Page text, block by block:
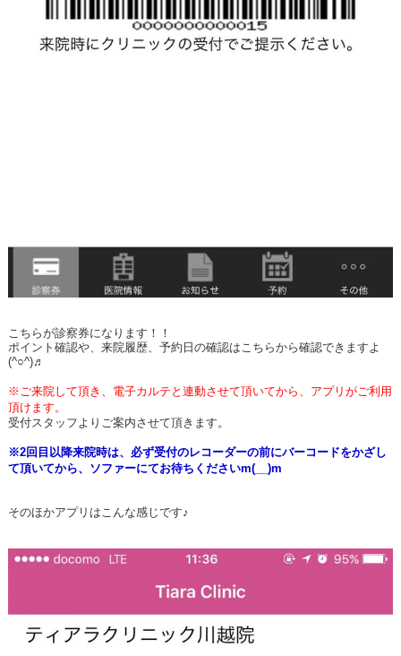
こちらが診察券になります！！
ポイント確認や、来院履歴、予約日の確認はこちらから確認できますよ
(^○^)♬
※ご来院して頂き、電子カルテと連動させて頂いてから、アプリがご利用
頂けます。
受付スタッフよりご案内させて頂きます。
※2回目以降来院時は、必ず受付のレコーダーの前にバーコードをかざし
て頂いてから、ソファーにてお待ちくださいm(__)m
そのほかアプリはこんな感じです♪